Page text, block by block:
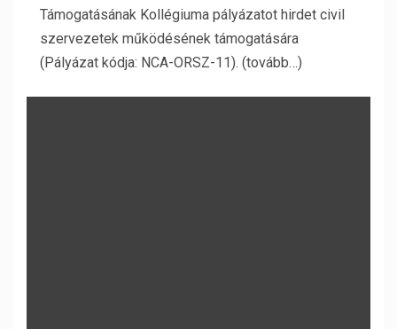
Támogatásának Kollégiuma pályázatot hirdet civil
szervezetek működésének támogatására
(Pályázat kódja: NCA-ORSZ-11). (tovább…)